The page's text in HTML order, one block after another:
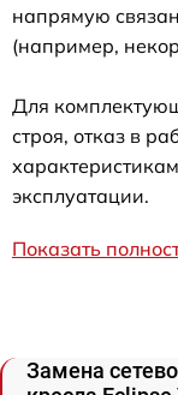
напрямую
(например,
Для
строя, отказ в
эксплуатации.
Показать
Замена